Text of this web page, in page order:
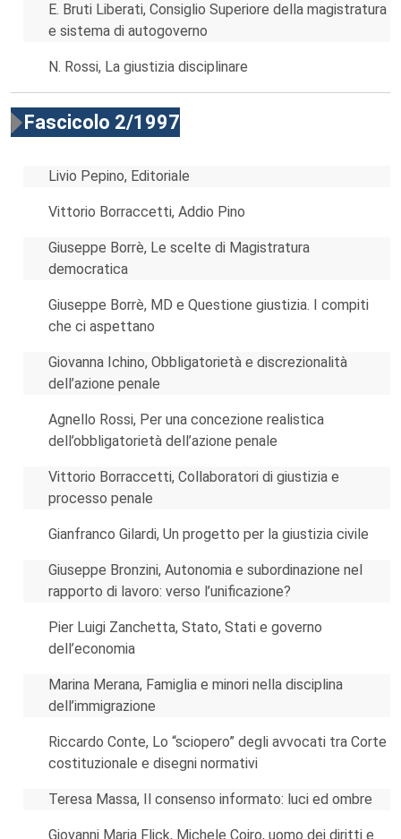
E. Bruti Liberati, Consiglio Superiore della magistratura
e sistema di autogoverno
N. Rossi, La giustizia disciplinare
Fascicolo 2/1997
Livio Pepino, Editoriale
Vittorio Borraccetti, Addio Pino
Giuseppe Borrè, Le scelte di Magistratura
democratica
Giuseppe Borrè, MD e Questione giustizia. I compiti
che ci aspettano
Giovanna Ichino, Obbligatorietà e discrezionalità
dell’azione penale
Agnello Rossi, Per una concezione realistica
dell’obbligatorietà dell’azione penale
Vittorio Borraccetti, Collaboratori di giustizia e
processo penale
Gianfranco Gilardi, Un progetto per la giustizia civile
Giuseppe Bronzini, Autonomia e subordinazione nel
rapporto di lavoro: verso l’unificazione?
Pier Luigi Zanchetta, Stato, Stati e governo
dell’economia
Marina Merana, Famiglia e minori nella disciplina
dell’immigrazione
Riccardo Conte, Lo “sciopero” degli avvocati tra Corte
costituzionale e disegni normativi
Teresa Massa, Il consenso informato: luci ed ombre
Giovanni Maria Flick, Michele Coiro, uomo dei diritti e